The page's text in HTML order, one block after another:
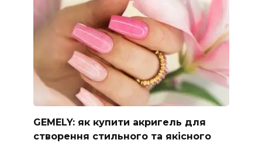
GEMELY: як купити акригель для
створення стильного та якісного